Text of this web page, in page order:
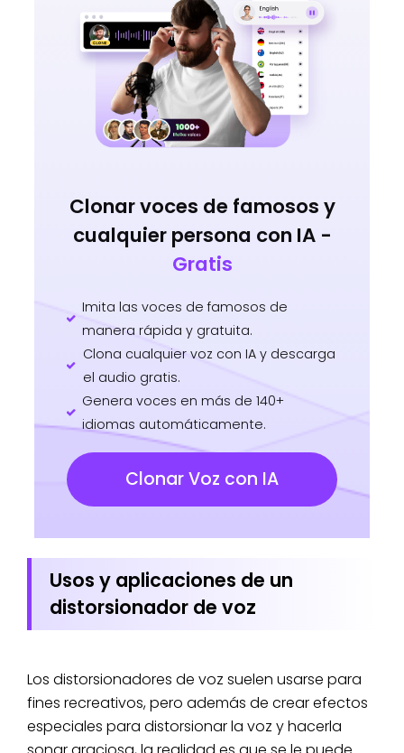
Clonar voces de famosos y
cualquier persona con IA -
Gratis
Imita las voces de famosos de
manera rápida y gratuita.
Clona cualquier voz con IA y descarga
el audio gratis.
Genera voces en más de 140+
idiomas automáticamente.
Clonar Voz con IA
Usos y aplicaciones de un
distorsionador de voz
Los distorsionadores de voz suelen usarse para
fines recreativos, pero además de crear efectos
especiales para distorsionar la voz y hacerla